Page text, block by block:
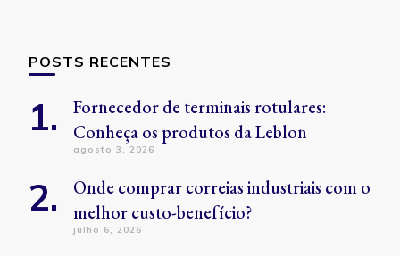
POSTS RECENTES
Fornecedor de terminais rotulares:
Conheça os produtos da Leblon
agosto 3, 2026
Onde comprar correias industriais com o
melhor custo-benefício?
julho 6, 2026